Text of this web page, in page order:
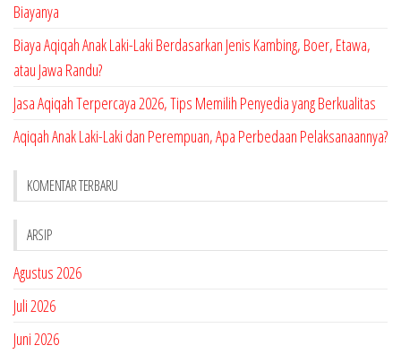
Biayanya
Biaya Aqiqah Anak Laki-Laki Berdasarkan Jenis Kambing, Boer, Etawa,
atau Jawa Randu?
Jasa Aqiqah Terpercaya 2026, Tips Memilih Penyedia yang Berkualitas
Aqiqah Anak Laki-Laki dan Perempuan, Apa Perbedaan Pelaksanaannya?
KOMENTAR TERBARU
ARSIP
Agustus 2026
Juli 2026
Juni 2026